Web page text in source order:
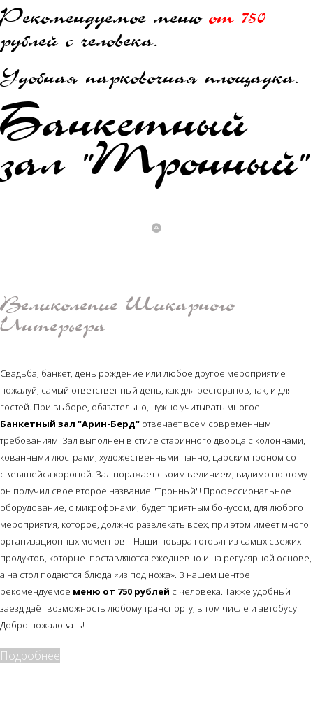
Рекомендуемое меню от 750
рублей с человека.
Удобная парковочная площадка.
Банкетный
зал "Тронный"
Великолепие Шикарного
Интерьера
Свадьба, банкет, день рождение или любое другое мероприятие
пожалуй, самый ответственный день, как для ресторанов, так, и для
гостей. При выборе, обязательно, нужно учитывать многое.
Банкетный зал "Арин-Берд" отвечает всем современным
требованиям. Зал выполнен в стиле старинного дворца с колоннами,
кованными люстрами, художественными панно, царским троном со
светящейся короной. Зал поражает своим величием, видимо поэтому
он получил свое второе название "Тронный"! Профессиональное
оборудование, с микрофонами, будет приятным бонусом, для любого
мероприятия, которое, должно развлекать всех, при этом имеет много
организационных моментов. Наши повара готовят из самых свежих
продуктов, которые поставляются ежедневно и на регулярной основе,
а на стол подаются блюда «из под ножа». В нашем центре
рекомендуемое меню от 750 рублей с человека. Также удобный
заезд даёт возможность любому транспорту, в том числе и автобусу.
Добро пожаловать!
Подробнее